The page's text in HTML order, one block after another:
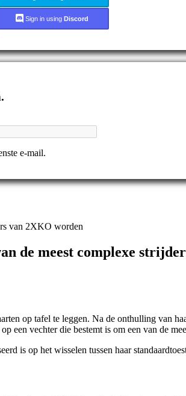
Sign in using Discord
e-mail.
van 2XKO worden
de meest complexe
op tafel te leggen. Na de onthulling van
een vechter die bestemt is om een van de
is op het wisselen tussen haar